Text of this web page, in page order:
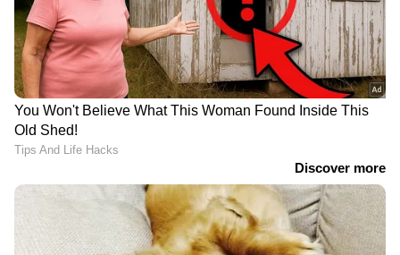
DOWNLOAD APP